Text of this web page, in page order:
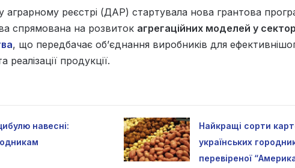
реєстрі (ДАР) стартувала нова грантова
спрямована на розвиток агрегаційних моделей у
, що передбачає об’єднання виробників для
реалізації продукції.
навесні:
Найкращі сорти
українських
перевіреної